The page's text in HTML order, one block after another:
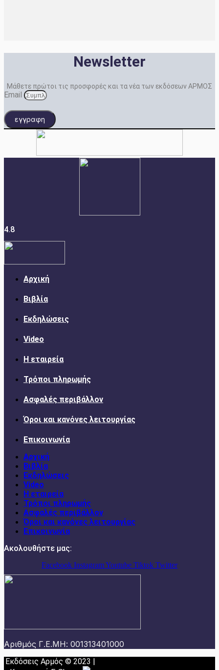
Newsletter
Μάθετε πρώτοι τις προσφορές και τα νέα των εκδόσεων ΑΡΜΟΣ
Email
εγγραφη
4.8
Αρχική
Βιβλία
Εκδηλώσεις
Video
Η εταιρεία
Τρόποι πληρωμής
Ασφαλές περιβάλλον
Όροι και κανόνες λειτουργίας
Επικοινωνία
Αρχική
Βιβλία
Εκδηλώσεις
Video
Η εταιρεία
Τρόποι πληρωμής
Ασφαλές περιβάλλον
Όροι και κανόνες λειτουργίας
Επικοινωνία
Ακολουθήστε μας:
Facebook InstagramYoutube Tiktok Twitter
Αριθμός Γ.Ε.ΜΗ: 001313401000
Εκδόσεις Αρμός © 2023 |